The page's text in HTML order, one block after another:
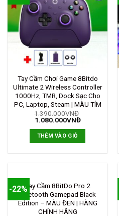
Tay Cầm Chơi Game 8Bitdo
Ultimate 2 Wireless Controller
1000Hz, TMR, Dock Sạc Cho
PC, Laptop, Steam | MÀU TÍM
1.390.000VNĐ
1.080.000VNĐ
THÊM VÀO GIỎ
-22% HẾT HÀNG
Tay Cầm 8BitDo Pro 2
Bluetooth Gamepad Black
Edition – MÀU ĐEN | HÀNG
CHÍNH HÃNG